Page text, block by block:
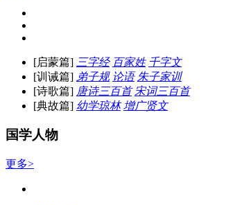
[启蒙篇] 三字经 百家姓 千字文
[训诫篇] 弟子规 论语 朱子家训
[诗歌篇] 唐诗三百首 宋词三百首
[典故篇] 幼学琼林 增广贤文
国学人物
更多>